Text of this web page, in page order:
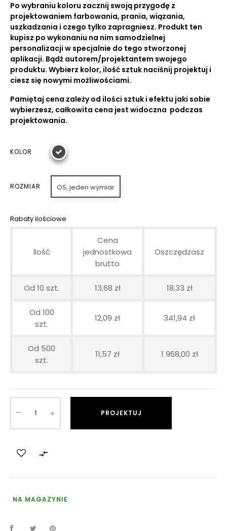
Po wybraniu koloru zacznij swoją przygodę z
projektowaniem farbowania, prania, wiązania,
uszkadzania i czego tylko zapragniesz. Produkt ten
kupisz po wykonaniu na nim samodzielnej
personalizacji w specjalnie do tego stworzonej
aplikacji. Bądź autorem/projektantem swojego
produktu. Wybierz kolor, ilość sztuk naciśnij projektuj i
ciesz się nowymi możliwościami.
Pamiętaj cena zależy od ilości sztuk i efektu jaki sobie
wybierzesz, całkowita cena jest widoczna podczas
projektowania.
KOLOR
ROZMIAR OS, jeden wymiar
Rabaty ilościowe
Ilość
Cena
jednostkowa
brutto
Oszczędzasz
Od 10 szt. 13,68 zł 18,33 zł
Od 100
szt.
12,09 zł 341,94 zł
Od 500
szt.
11,57 zł 1 968,00 zł
PROJEKTUJ

NA MAGAZYNIE